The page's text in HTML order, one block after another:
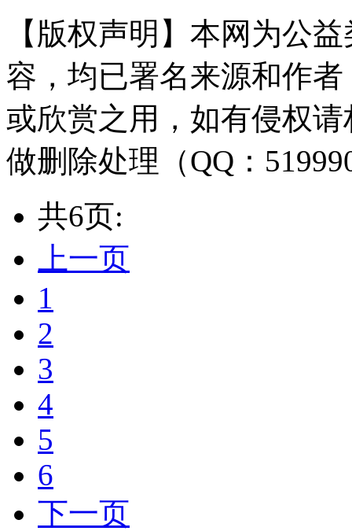
【版权声明】本网为公
容，均已署名来源和作
或欣赏之用，如有侵权
做删除处理（QQ：
共6页:
上一页
1
2
3
4
5
6
下一页